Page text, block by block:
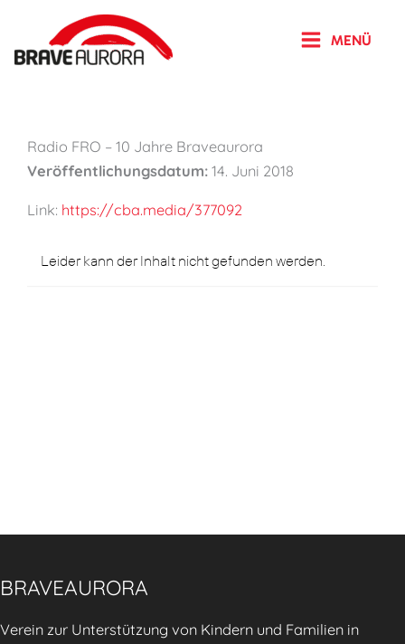
springen
MENÜ
Radio FRO – 10 Jahre Braveaurora
Veröffentlichungsdatum: 14. Juni 2018
Link: https://cba.media/377092
BRAVEAURORA
Verein zur Unterstützung von Kindern und Familien in